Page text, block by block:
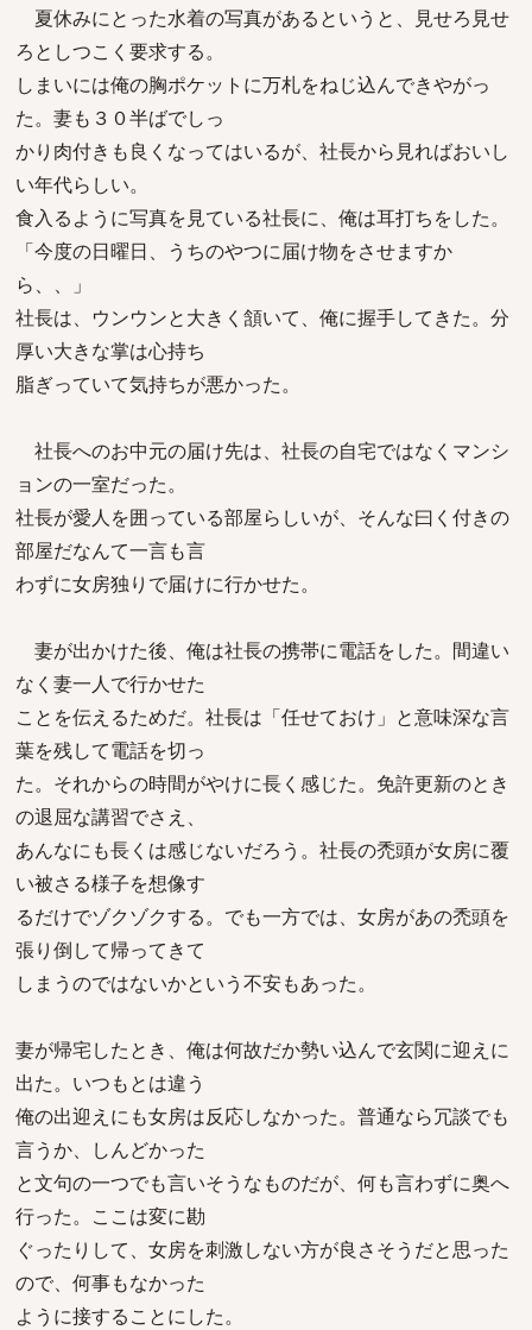
夏休みにとった水着の写真があるというと、見せろ見せ
ろとしつこく要求する。
しまいには俺の胸ポケットに万札をねじ込んできやがっ
た。妻も３０半ばでしっ
かり肉付きも良くなってはいるが、社長から見ればおいし
い年代らしい。
食入るように写真を見ている社長に、俺は耳打ちをした。
「今度の日曜日、うちのやつに届け物をさせますか
ら、、」
社長は、ウンウンと大きく頷いて、俺に握手してきた。分
厚い大きな掌は心持ち
脂ぎっていて気持ちが悪かった。
社長へのお中元の届け先は、社長の自宅ではなくマンシ
ョンの一室だった。
社長が愛人を囲っている部屋らしいが、そんな曰く付きの
部屋だなんて一言も言
わずに女房独りで届けに行かせた。
妻が出かけた後、俺は社長の携帯に電話をした。間違い
なく妻一人で行かせた
ことを伝えるためだ。社長は「任せておけ」と意味深な言
葉を残して電話を切っ
た。それからの時間がやけに長く感じた。免許更新のとき
の退屈な講習でさえ、
あんなにも長くは感じないだろう。社長の禿頭が女房に覆
い被さる様子を想像す
るだけでゾクゾクする。でも一方では、女房があの禿頭を
張り倒して帰ってきて
しまうのではないかという不安もあった。
妻が帰宅したとき、俺は何故だか勢い込んで玄関に迎えに
出た。いつもとは違う
俺の出迎えにも女房は反応しなかった。普通なら冗談でも
言うか、しんどかった
と文句の一つでも言いそうなものだが、何も言わずに奥へ
行った。ここは変に勘
ぐったりして、女房を刺激しない方が良さそうだと思った
ので、何事もなかった
ように接することにした。